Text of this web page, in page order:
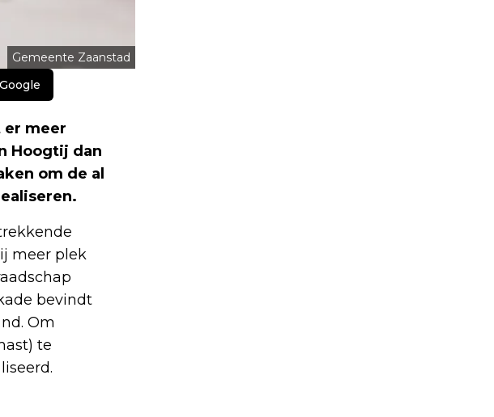
Gemeente Zaanstad
meer
Hoogtij dan
om de al
meer plek
bevindt
Om
te